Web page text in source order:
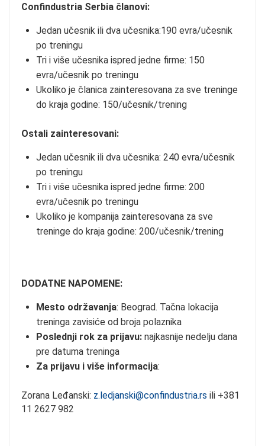
Confindustria Serbia članovi:
Jedan učesnik ili dva učesnika:190 evra/učesnik
po treningu
Tri i više učesnika ispred jedne firme: 150
evra/učesnik po treningu
Ukoliko je članica zainteresovana za sve treninge
do kraja godine: 150/učesnik/trening
Ostali zainteresovani:
Jedan učesnik ili dva učesnika: 240 evra/učesnik
po treningu
Tri i više učesnika ispred jedne firme: 200
evra/učesnik po treningu
Ukoliko je kompanija zainteresovana za sve
treninge do kraja godine: 200/učesnik/trening
DODATNE NAPOMENE:
Mesto održavanja: Beograd. Tačna lokacija
treninga zavisiće od broja polaznika
Poslednji rok za prijavu:najkasnije nedelju dana
pre datuma treninga
Za prijavu i više informacija:
Zorana Leđanski: z.ledjanski@confindustria.rs ili +381
11 2627 982